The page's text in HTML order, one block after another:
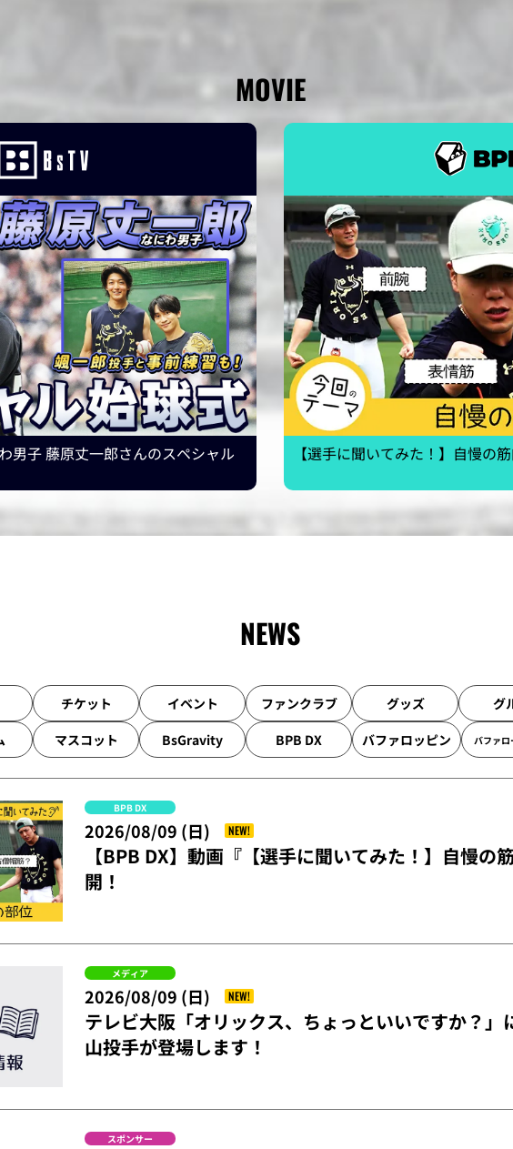
MOVIE
男子 藤原丈一郎さんのスペシャル 【選手に聞いてみた！】自慢の
NEWS
チケット イベント ファンクラブ グッズ グ
マスコット BsGravity BPB DX バファロッピン バファ
BPB DX
2026/08/09 (日) NEW!
【BPB DX】動画『【選手に聞いてみた！】自慢の
開！
メディア
2026/08/09 (日) NEW!
テレビ大阪「オリックス、ちょっといいですか？」
山投手が登場します！
スポンサー